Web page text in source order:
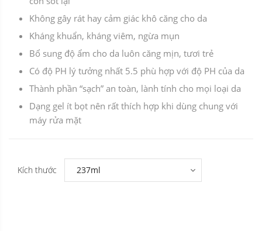
Không gây rát hay cảm giác khô căng cho da
Kháng khuẩn, kháng viêm, ngừa mụn
Bổ sung độ ẩm cho da luôn căng mịn, tươi trẻ
Có độ PH lý tưởng nhất 5.5 phù hợp với độ PH của da
Thành phần “sạch” an toàn, lành tính cho mọi loại da
Dạng gel ít bọt nên rất thích hợp khi dùng chung với
máy rửa mặt
Kích thước